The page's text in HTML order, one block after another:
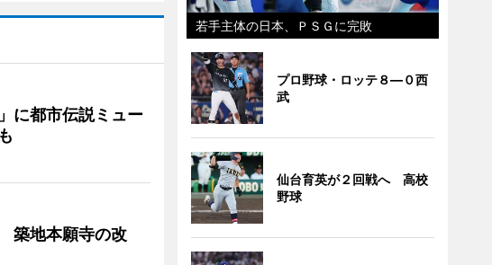
に都市伝説ミュー
築地本願寺の改
若手主体の日本、ＰＳＧに完敗
プロ野球・ロッテ８―０西
武
仙台育英が２回戦へ 高校
野球